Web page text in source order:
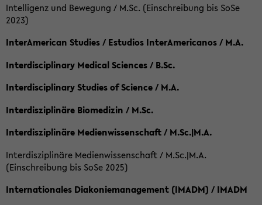
Intelligenz und Bewegung / M.Sc. (Einschreibung bis SoSe
2023)
InterAmerican Studies / Estudios InterAmericanos / M.A.
Interdisciplinary Medical Sciences / B.Sc.
Interdisciplinary Studies of Science / M.A.
Interdisziplinäre Biomedizin / M.Sc.
Interdisziplinäre Medienwissenschaft / M.Sc.|M.A.
Interdisziplinäre Medienwissenschaft / M.Sc.|M.A.
(Einschreibung bis SoSe 2025)
Internationales Diakoniemanagement (IMADM) / IMADM